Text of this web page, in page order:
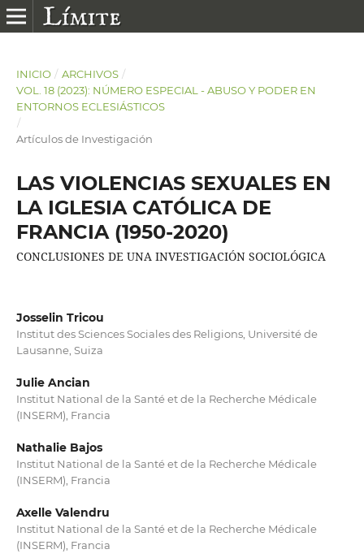
INICIO / ARCHIVOS /
VOL. 18 (2023): NÚMERO ESPECIAL - ABUSO Y PODER EN
ENTORNOS ECLESIÁSTICOS
/
Artículos de Investigación
LAS VIOLENCIAS SEXUALES EN
LA IGLESIA CATÓLICA DE
FRANCIA (1950-2020)
CONCLUSIONES DE UNA INVESTIGACIÓN SOCIOLÓGICA
Josselin Tricou
Institut des Sciences Sociales des Religions, Université de
Lausanne, Suiza
Julie Ancian
Institut National de la Santé et de la Recherche Médicale
(INSERM), Francia
Nathalie Bajos
Institut National de la Santé et de la Recherche Médicale
(INSERM), Francia
Axelle Valendru
Institut National de la Santé et de la Recherche Médicale
(INSERM), Francia